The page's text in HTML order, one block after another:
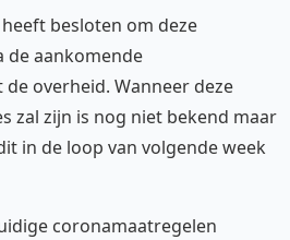
besloten om deze
de aankomende
overheid. Wanneer deze
zal zijn is nog niet bekend maar
in de loop van volgende week
coronamaatregelen